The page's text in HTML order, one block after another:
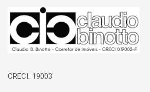
Página inicial
CRECI: 19003